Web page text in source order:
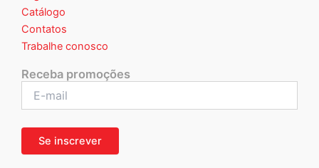
Catálogo
Contatos
Trabalhe conosco
Receba promoções